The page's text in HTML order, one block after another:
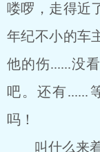
喽啰，走得近
年纪不小的车
他的伤......没
吧。还有......
吗！
叫什么来着